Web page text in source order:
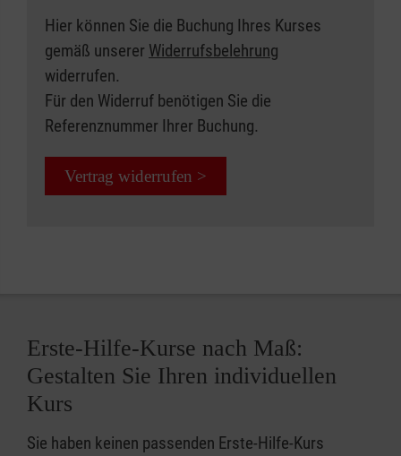
Hier können Sie die Buchung Ihres Kurses
gemäß unserer Widerrufsbelehrung
widerrufen.
Für den Widerruf benötigen Sie die
Referenznummer Ihrer Buchung.
Vertrag widerrufen >
Erste-Hilfe-Kurse nach Maß:
Gestalten Sie Ihren individuellen
Kurs
Sie haben keinen passenden Erste-Hilfe-Kurs